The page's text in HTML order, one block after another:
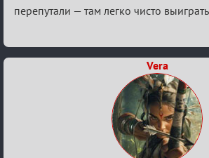
перепутали — там легко чисто
Vera